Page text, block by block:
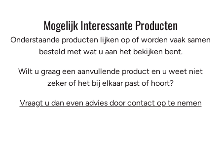
Mogelijk Interessante Producten
Onderstaande producten lijken op of worden vaak samen
besteld met wat u aan het bekijken bent.
Wilt u graag een aanvullende product en u weet niet
zeker of het bij elkaar past of hoort?
Vraagt u dan even advies door contact op te nemen